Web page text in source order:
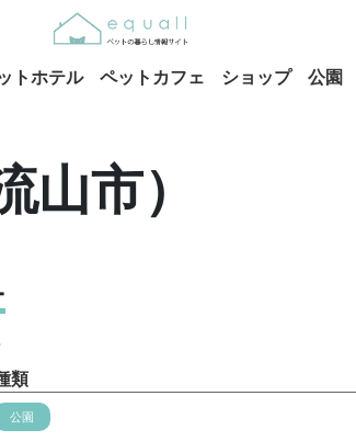
トホテル ペットカフェ ショップ 公園
山市）
類
公園